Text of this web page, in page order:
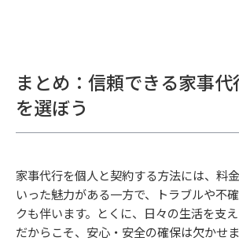
まとめ：信頼できる家事
を選ぼう
家事代行を個人と契約する方法には、料
いった魅力がある一方で、トラブルや不
クも伴います。とくに、日々の生活を支
だからこそ、安心・安全の確保は欠かせま